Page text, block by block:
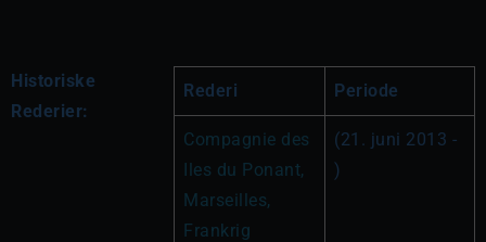
Historiske
Rederier:
Rederi Periode
Compagnie des
Iles du Ponant,
Marseilles,
Frankrig
(21. juni 2013 -
)